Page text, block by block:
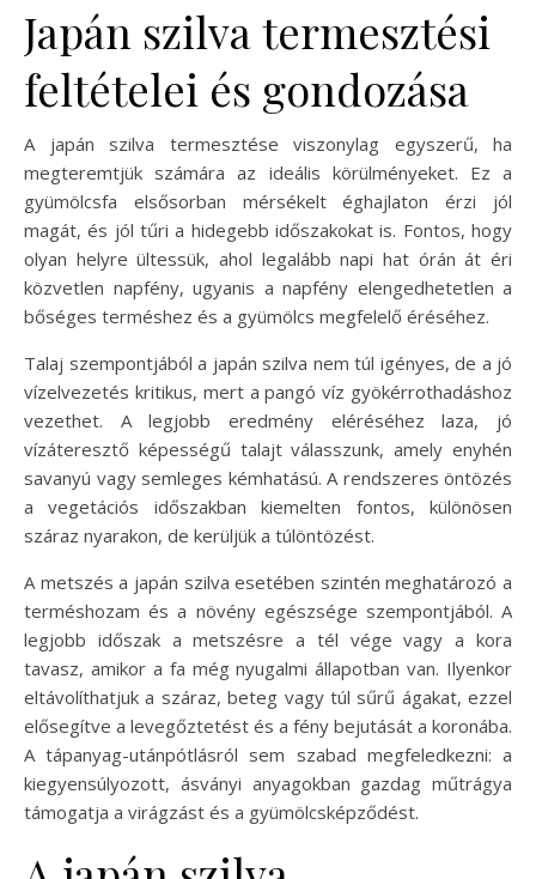
Japán szilva termesztési
feltételei és gondozása
A japán szilva termesztése viszonylag egyszerű, ha
megteremtjük számára az ideális körülményeket. Ez a
gyümölcsfa elsősorban mérsékelt éghajlaton érzi jól
magát, és jól tűri a hidegebb időszakokat is. Fontos, hogy
olyan helyre ültessük, ahol legalább napi hat órán át éri
közvetlen napfény, ugyanis a napfény elengedhetetlen a
bőséges terméshez és a gyümölcs megfelelő éréséhez.
Talaj szempontjából a japán szilva nem túl igényes, de a jó
vízelvezetés kritikus, mert a pangó víz gyökérrothadáshoz
vezethet. A legjobb eredmény eléréséhez laza, jó
vízáteresztő képességű talajt válasszunk, amely enyhén
savanyú vagy semleges kémhatású. A rendszeres öntözés
a vegetációs időszakban kiemelten fontos, különösen
száraz nyarakon, de kerüljük a túlöntözést.
A metszés a japán szilva esetében szintén meghatározó a
terméshozam és a növény egészsége szempontjából. A
legjobb időszak a metszésre a tél vége vagy a kora
tavasz, amikor a fa még nyugalmi állapotban van. Ilyenkor
eltávolíthatjuk a száraz, beteg vagy túl sűrű ágakat, ezzel
elősegítve a levegőztetést és a fény bejutását a koronába.
A tápanyag-utánpótlásról sem szabad megfeledkezni: a
kiegyensúlyozott, ásványi anyagokban gazdag műtrágya
támogatja a virágzást és a gyümölcsképződést.